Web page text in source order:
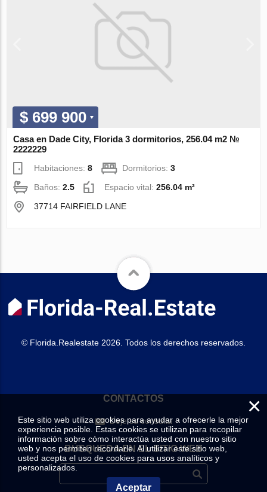
$ 699 900
Casa en Dade City, Florida 3 dormitorios, 256.04 m2 №
2222229
Habitaciones:8 Dormitorios:3
Baños:2.5 Espacio vital:256.04 m²
37714 FAIRFIELD LANE
© Florida.Realestate 2026. Todos los derechos reservados.
CONTACTOS
Deje su consulta
BÚSQUEDA EN EL SITIO WEB
×
Este sitio web utiliza cookies para ayudar a ofrecerle la mejor
experiencia posible. Estas cookies se utilizan para recopilar
información sobre cómo interactúa usted con nuestro sitio
web y nos permiten recordarle. Al utilizar este sitio web,
usted acepta el uso de cookies para usos analíticos y
personalizados.
Aceptar